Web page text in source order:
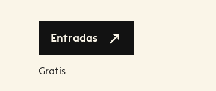
Entradas
Gratis